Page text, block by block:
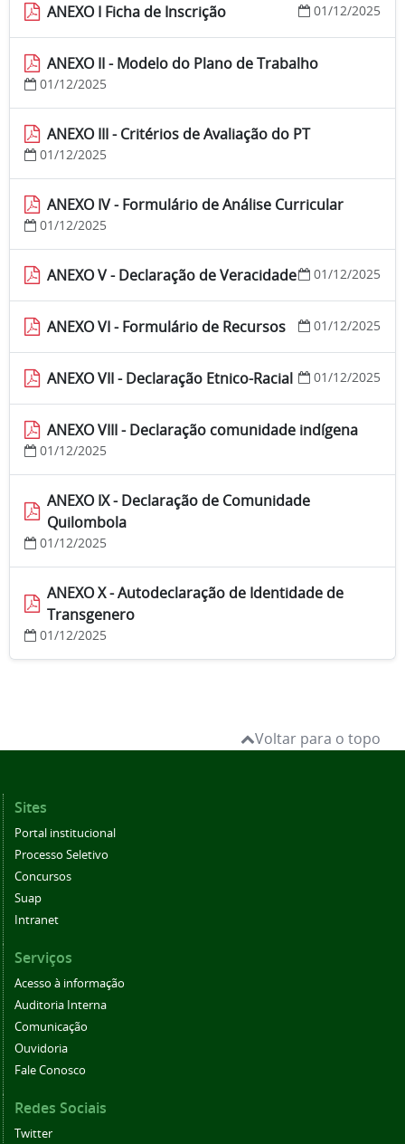
ANEXO I Ficha de Inscrição 01/12/2025
ANEXO II - Modelo do Plano de Trabalho
01/12/2025
ANEXO III - Critérios de Avaliação do PT
01/12/2025
ANEXO IV - Formulário de Análise Curricular
01/12/2025
ANEXO V - Declaração de Veracidade 01/12/2025
ANEXO VI - Formulário de Recursos 01/12/2025
ANEXO VII - Declaração Etnico-Racial 01/12/2025
ANEXO VIII - Declaração comunidade indígena
01/12/2025
ANEXO IX - Declaração de Comunidade
Quilombola
01/12/2025
ANEXO X - Autodeclaração de Identidade de
Transgenero
01/12/2025
Voltar para o topo
Sites
Portal institucional
Processo Seletivo
Concursos
Suap
Intranet
Serviços
Acesso à informação
Auditoria Interna
Comunicação
Ouvidoria
Fale Conosco
Redes Sociais
Twitter